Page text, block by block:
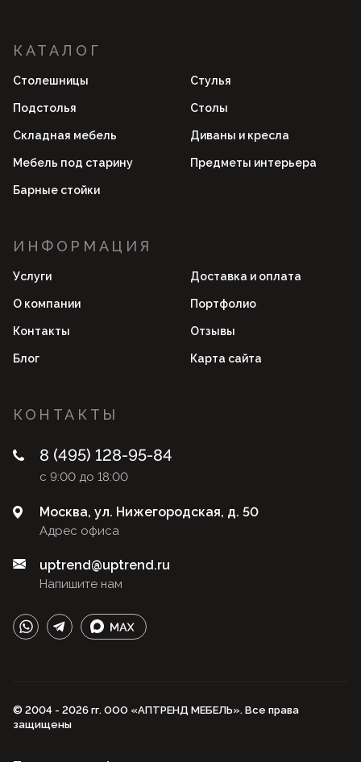
КАТАЛОГ
Столешницы Стулья
Подстолья Столы
Складная мебель Диваны и кресла
Мебель под старину Предметы интерьера
Барные стойки
ИНФОРМАЦИЯ
Услуги Доставка и оплата
О компании Портфолио
Контакты Отзывы
Блог Карта сайта
КОНТАКТЫ
8 (495) 128-95-84
с 9:00 до 18:00
Адрес офиса
Москва, ул. Нижегородская, д. 50
Напишите нам
uptrend@uptrend.ru
© 2004 - 2026 гг. ООО «АПТРЕНД МЕБЕЛЬ». Все права
защищены